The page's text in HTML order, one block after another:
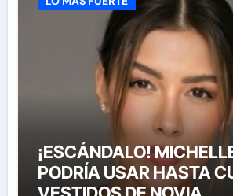
¡ESCÁNDALO!
PODRÍA USAR HASTA